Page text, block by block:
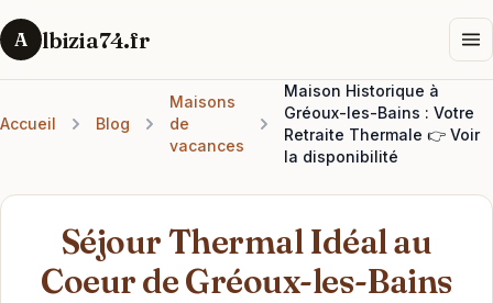
A lbizia74.fr
Accueil Blog
Maisons
de
vacances
Maison Historique à
Gréoux-les-Bains : Votre
Retraite Thermale 👉 Voir
la disponibilité
Séjour Thermal Idéal au
Coeur de Gréoux-les-Bains